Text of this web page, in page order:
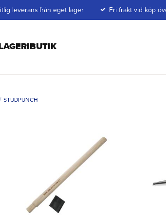
leverans från eget lager Fri frakt vid köp
STUDPUNCH